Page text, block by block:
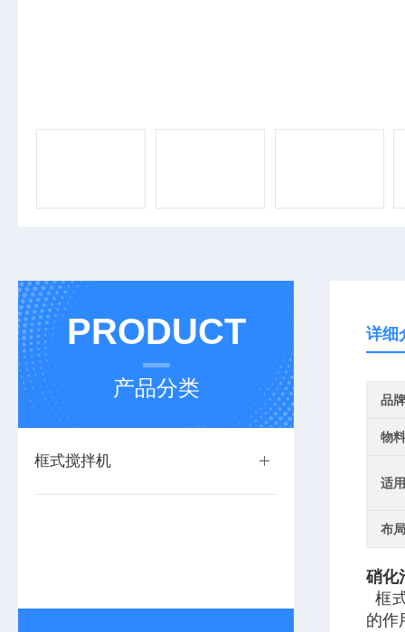
PRODUCT
产品分类
框式搅拌机
详细
品牌
物
适
布
硝化
框
的作